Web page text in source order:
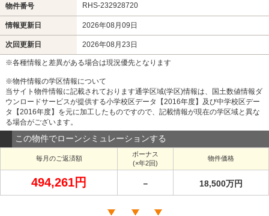
物件番号 RHS-232928720
情報更新日 2026年08月09日
次回更新日 2026年08月23日
※各種情報と差異がある場合は現況優先となります
※物件情報の学区情報について
当サイト物件情報に記載されております通学区域(学区)情報は、国土数値情報ダ
ウンロードサービスが提供する小学校区データ【2016年度】及び中学校区デー
タ【2016年度】を元に加工したものですので、記載情報が現在の学区域と異な
る場合がございます。
この物件でローンシミュレーションする
毎月のご返済額
ボーナス
(×年2回)
物件価格
494,261円 － 18,500万円